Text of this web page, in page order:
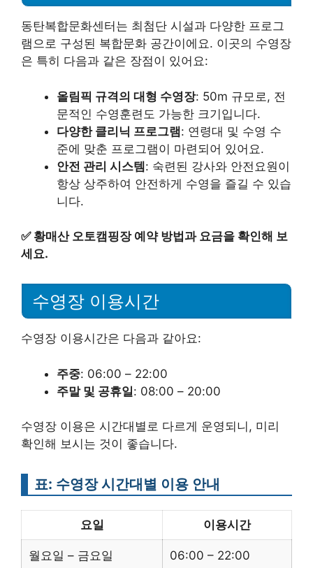
동탄복합문화센터는 최첨단 시설과 다양한 프로그
램으로 구성된 복합문화 공간이에요. 이곳의 수영장
은 특히 다음과 같은 장점이 있어요:
올림픽 규격의 대형 수영장: 50m 규모로, 전
문적인 수영훈련도 가능한 크기입니다.
다양한 클리닉 프로그램: 연령대 및 수영 수
준에 맞춘 프로그램이 마련되어 있어요.
안전 관리 시스템: 숙련된 강사와 안전요원이
항상 상주하여 안전하게 수영을 즐길 수 있습
니다.
✅ 황매산 오토캠핑장 예약 방법과 요금을 확인해 보
세요.
수영장 이용시간
수영장 이용시간은 다음과 같아요:
주중: 06:00 – 22:00
주말 및 공휴일: 08:00 – 20:00
수영장 이용은 시간대별로 다르게 운영되니, 미리
확인해 보시는 것이 좋습니다.
표: 수영장 시간대별 이용 안내
요일 이용시간
월요일 – 금요일 06:00 – 22:00